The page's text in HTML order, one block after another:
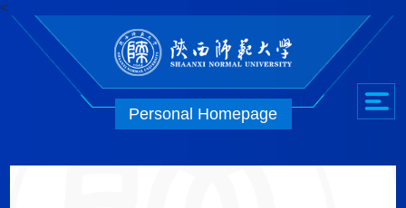
<
Personal Homepage